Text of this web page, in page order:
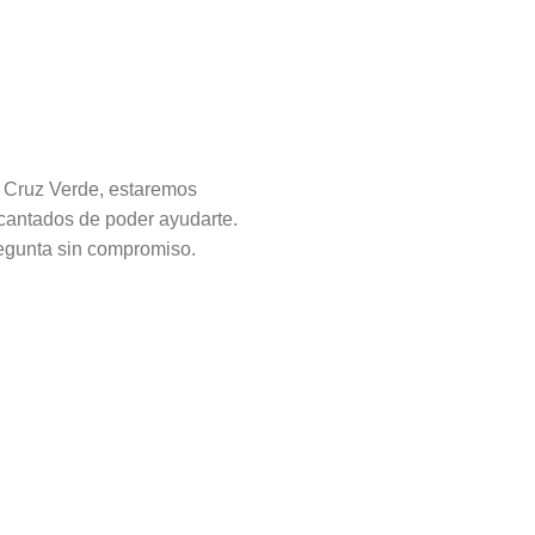
Cruz Verde, estaremos
de poder ayudarte.
sin compromiso.